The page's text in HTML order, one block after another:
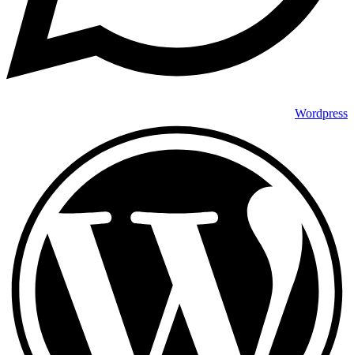
Wordpress